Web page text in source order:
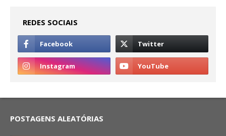
REDES SOCIAIS
POSTAGENS ALEATÓRIAS